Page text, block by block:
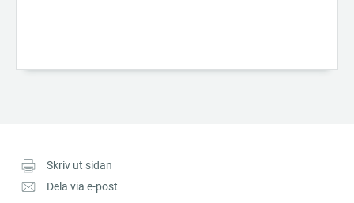
Skriv ut sidan
Dela via e-post